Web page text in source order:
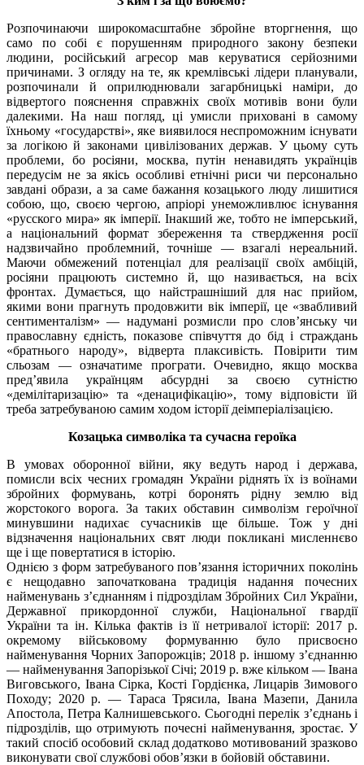
Розпочинаючи широкомасштабне збройне вторгнення, що
само по собі є порушенням природного закону безпеки
людини, російський агресор мав керуватися серйозними
причинами. З огляду на те, як кремлівські лідери планували,
розпочинали й оприлюднювали загарбницькі наміри, до
відвертого пояснення справжніх своїх мотивів вони були
далекими. На наш погляд, ці умисли приховані в самому
їхньому «государстві», яке виявилося неспроможним існувати
за логікою й законами цивілізованих держав. У цьому суть
проблеми, бо росіяни, москва, путін ненавидять українців
передусім не за якісь особливі етнічні риси чи персонально
завдані образи, а за саме бажання козацького люду лишитися
собою, що, своєю чергою, апріорі унеможливлює існування
«русского мира» як імперії. Інакший же, тобто не імперський,
а національний формат збереження та ствердження росії
надзвичайно проблемний, точніше — взагалі нереальний.
Маючи обмежений потенціал для реалізації своїх амбіцій,
росіяни працюють системно й, що називається, на всіх
фронтах. Думається, що найстрашніший для нас прийом,
якими вони прагнуть продовжити вік імперії, це «звабливий
сентименталізм» — надумані розмисли про слов’янську чи
православну єдність, показове співчуття до бід і страждань
«братнього народу», відверта плаксивість. Повірити тим
сльозам — означатиме програти. Очевидно, якщо москва
пред’явила українцям абсурдні за своєю сутністю
«демілітаризацію» та «денацифікацію», тому відповісти їй
треба затребуваною самим ходом історії деімперіалізацією.
Козацька символіка та сучасна героїка
В умовах оборонної війни, яку ведуть народ і держава,
помисли всіх чесних громадян України ріднять їх із воїнами
збройних формувань, котрі боронять рідну землю від
жорстокого ворога. За таких обставин символізм героїчної
минувшини надихає сучасників ще більше. Тож у дні
відзначення національних свят люди покликані мисленнєво
ще і ще повертатися в історію.
Однією з форм затребуваного пов’язання історичних поколінь
є нещодавно започаткована традиція надання почесних
найменувань з’єднанням і підрозділам Збройних Сил України,
Державної прикордонної служби, Національної гвардії
України та ін. Кілька фактів із її нетривалої історії: 2017 р.
окремому військовому формуванню було присвоєно
найменування Чорних Запорожців; 2018 р. іншому з’єднанню
— найменування Запорізької Січі; 2019 р. вже кільком — Івана
Виговського, Івана Сірка, Кості Гордієнка, Лицарів Зимового
Походу; 2020 р. — Тараса Трясила, Івана Мазепи, Данила
Апостола, Петра Калнишевського. Сьогодні перелік з’єднань і
підрозділів, що отримують почесні найменування, зростає. У
такий спосіб особовий склад додатково мотивований зразково
виконувати свої службові обов’язки в бойовій обставини.